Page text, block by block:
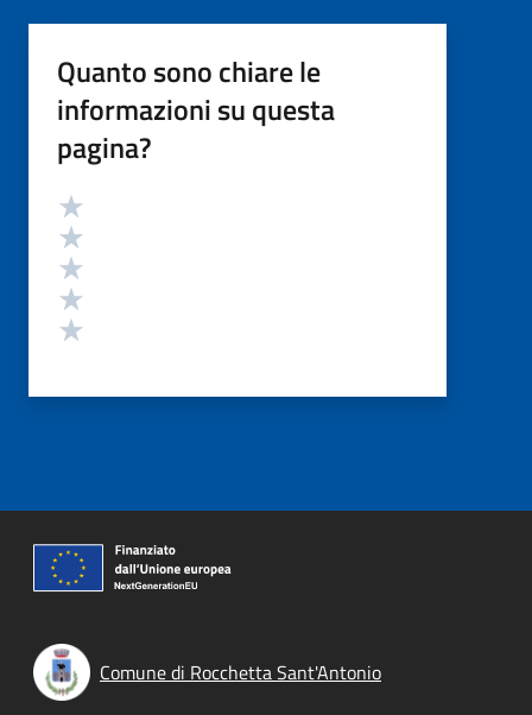
Quanto sono chiare le
informazioni su questa
pagina?
Valutazione
Comune di Rocchetta Sant'Antonio